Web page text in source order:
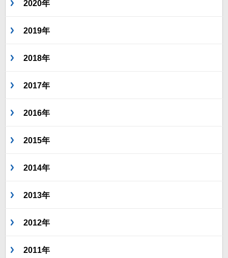
2020年
2019年
2018年
2017年
2016年
2015年
2014年
2013年
2012年
2011年